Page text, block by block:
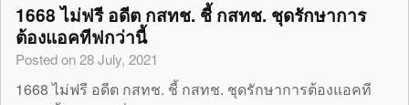
1668 ไม่ฟรี อดีต กสทช. ชี้ กสทช. ชุดรักษาการ
ต้องแอคทีฟกว่านี้
Posted on 28 July, 2021
1668 ไม่ฟรี อดีต กสทช. ชี้ กสทช. ชุดรักษาการต้องแอคที